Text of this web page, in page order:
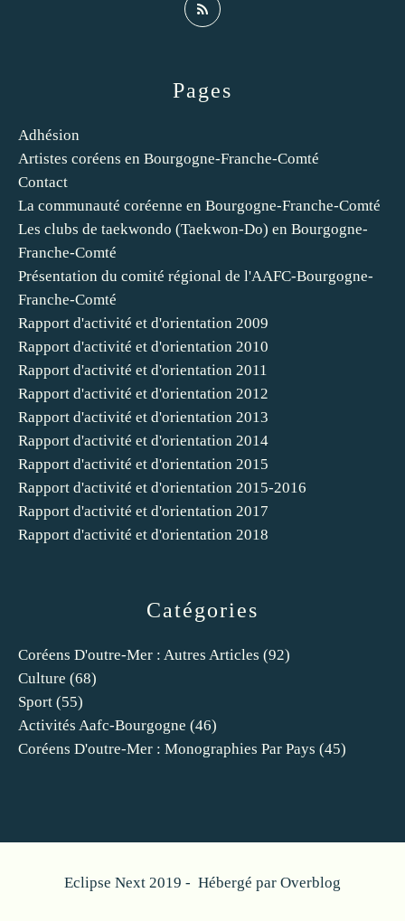
Catégories
Coréens D'outre-Mer : Autres Articles (92)
Culture (68)
Sport (55)
Activités Aafc-Bourgogne (46)
Coréens D'outre-Mer : Monographies Par Pays (45)
Pages
Adhésion
Artistes coréens en Bourgogne-Franche-Comté
Contact
La communauté coréenne en Bourgogne-Franche-Comté
Les clubs de taekwondo (Taekwon-Do) en Bourgogne-
Franche-Comté
Présentation du comité régional de l'AAFC-Bourgogne-
Franche-Comté
Rapport d'activité et d'orientation 2009
Rapport d'activité et d'orientation 2010
Rapport d'activité et d'orientation 2011
Rapport d'activité et d'orientation 2012
Rapport d'activité et d'orientation 2013
Rapport d'activité et d'orientation 2014
Rapport d'activité et d'orientation 2015
Rapport d'activité et d'orientation 2015-2016
Rapport d'activité et d'orientation 2017
Rapport d'activité et d'orientation 2018
Eclipse Next 2019 - Hébergé par Overblog